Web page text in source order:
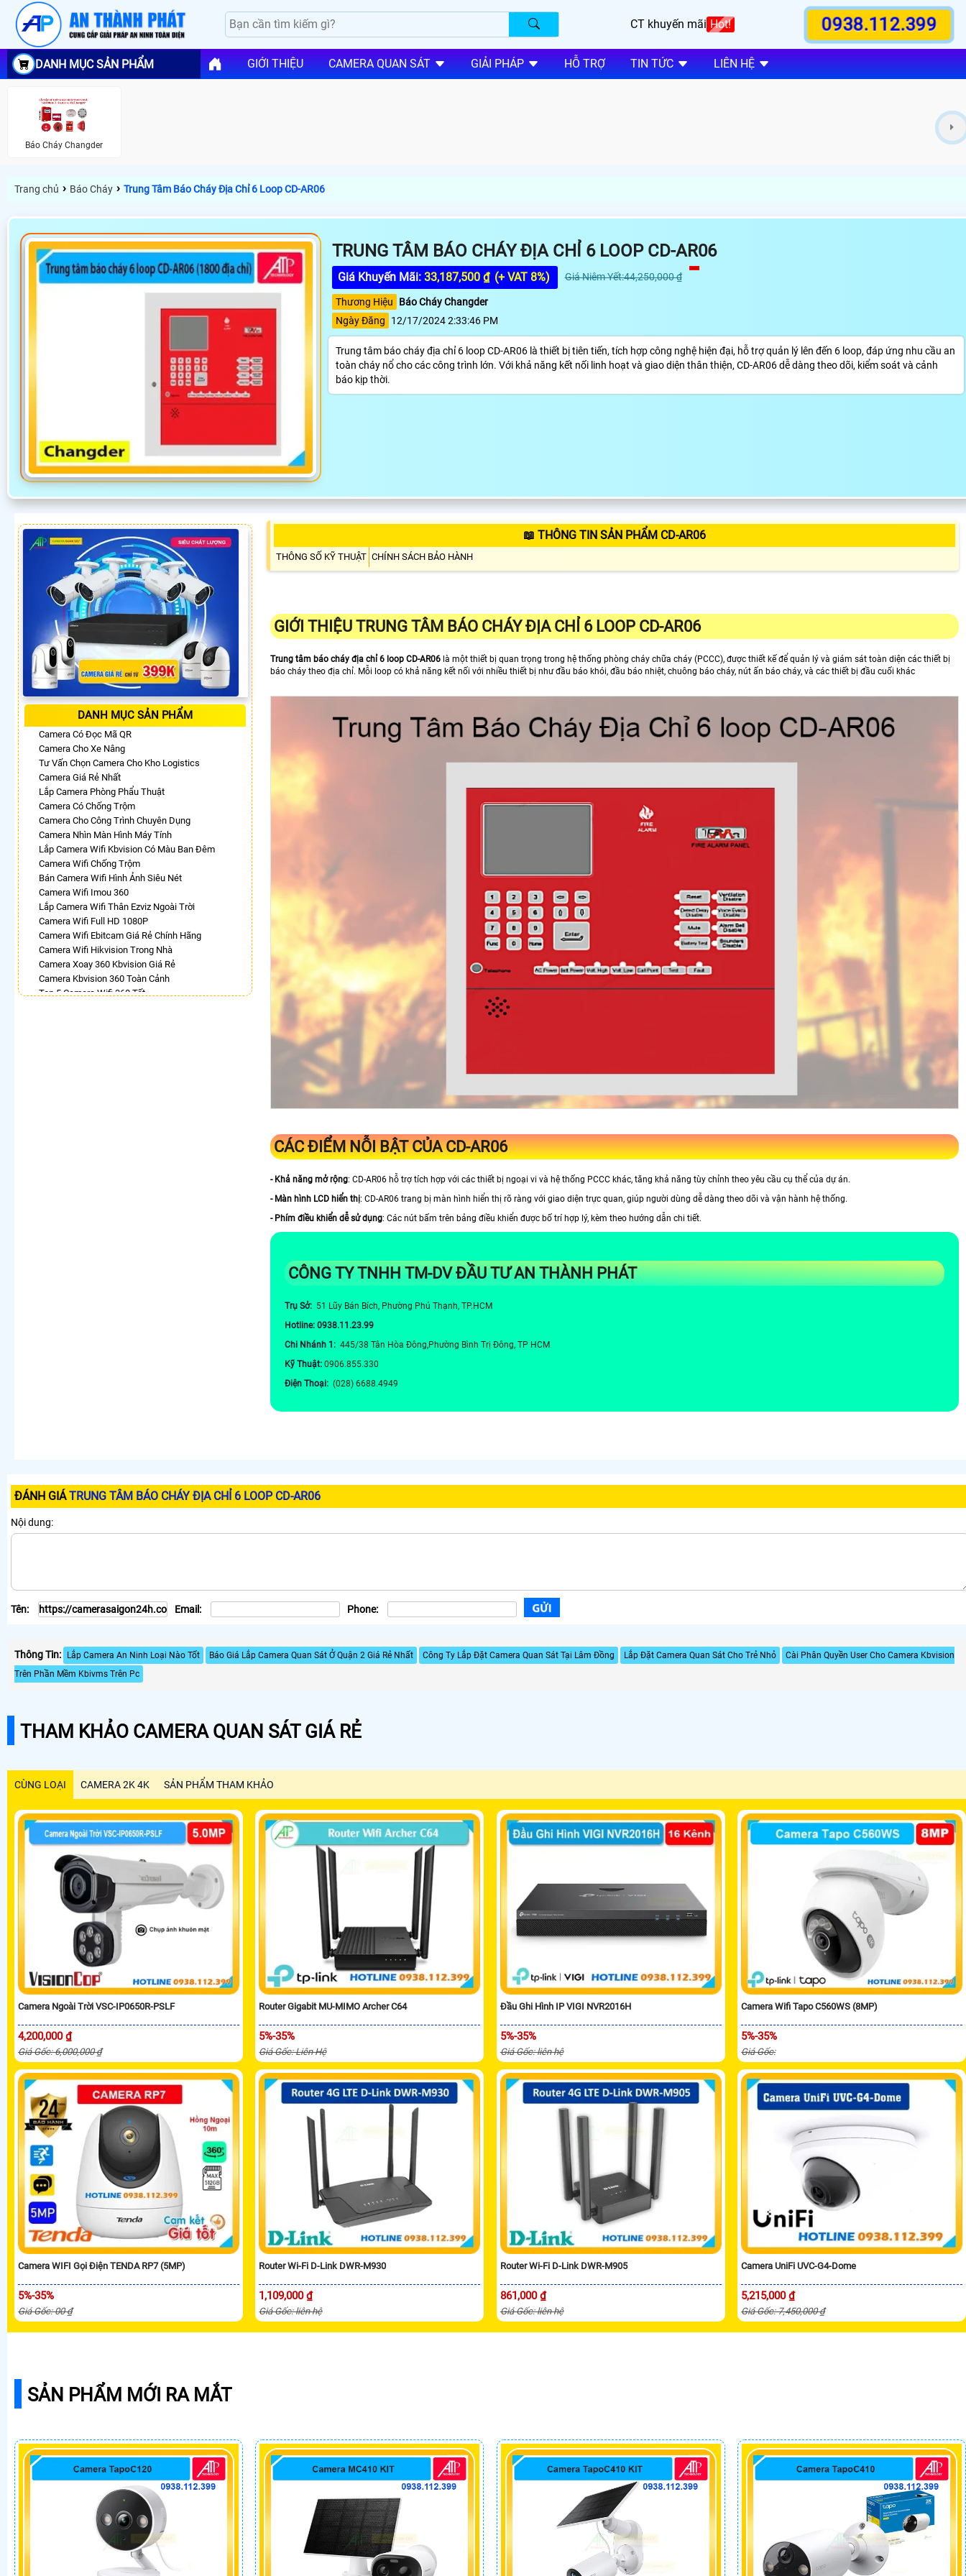
CT khuyến mãi Hot! 0938.112.399
DANH MỤC SẢN PHẨM GIỚI THIỆU CAMERA QUAN SÁT GIẢI PHÁP HỖ TRỢ TIN TỨC LIÊN HỆ
Báo Cháy Changder
Trang chủ › Báo Cháy › Trung Tâm Báo Cháy Địa Chỉ 6 Loop CD-AR06
TRUNG TÂM BÁO CHÁY ĐỊA CHỈ 6 LOOP CD-AR06
Giá Khuyến Mãi: 33,187,500 ₫ (+ VAT 8%) Giá Niêm Yết:44,250,000 ₫
Thương Hiệu
Báo Cháy Changder
Ngày Đăng
12/17/2024 2:33:46 PM
Trung tâm báo cháy địa chỉ 6 loop CD-AR06 là thiết bị tiên tiến, tích hợp công nghệ hiện đại, hỗ trợ quản lý lên đến 6 loop, đáp ứng nhu cầu an
toàn cháy nổ cho các công trình lớn. Với khả năng kết nối linh hoạt và giao diện thân thiện, CD-AR06 dễ dàng theo dõi, kiểm soát và cảnh
báo kịp thời.
DANH MỤC SẢN PHẨM
Camera Có Đọc Mã QR
Camera Cho Xe Nâng
Tư Vấn Chọn Camera Cho Kho Logistics
Camera Giá Rẻ Nhất
Lắp Camera Phòng Phẩu Thuật
Camera Có Chống Trộm
Camera Cho Công Trình Chuyên Dụng
Camera Nhìn Màn Hình Máy Tính
Lắp Camera Wifi Kbvision Có Màu Ban Đêm
Camera Wifi Chống Trộm
Bán Camera Wifi Hình Ảnh Siêu Nét
Camera Wifi Imou 360
Lắp Camera Wifi Thân Ezviz Ngoài Trời
Camera Wifi Full HD 1080P
Camera Wifi Ebitcam Giá Rẻ Chính Hãng
Camera Wifi Hikvision Trong Nhà
Camera Xoay 360 Kbvision Giá Rẻ
Camera Kbvision 360 Toàn Cảnh
Top 5 Camera Wifi 360 Tốt
📖 THÔNG TIN SẢN PHẨM CD-AR06
THÔNG SỐ KỸ THUẬT CHÍNH SÁCH BẢO HÀNH
GIỚI THIỆU TRUNG TÂM BÁO CHÁY ĐỊA CHỈ 6 LOOP CD-AR06
Trung tâm báo cháy địa chỉ 6 loop CD-AR06 là một thiết bị quan trọng trong hệ thống phòng cháy chữa cháy (PCCC), được thiết kế để quản lý và giám sát toàn diện các thiết bị
báo cháy theo địa chỉ. Mỗi loop có khả năng kết nối với nhiều thiết bị như đầu báo khói, đầu báo nhiệt, chuông báo cháy, nút ấn báo cháy, và các thiết bị đầu cuối khác
CÁC ĐIỂM NỖI BẬT CỦA CD-AR06
- Khả năng mở rộng: CD-AR06 hỗ trợ tích hợp với các thiết bị ngoại vi và hệ thống PCCC khác, tăng khả năng tùy chỉnh theo yêu cầu cụ thể của dự án.
- Màn hình LCD hiển thị: CD-AR06 trang bị màn hình hiển thị rõ ràng với giao diện trực quan, giúp người dùng dễ dàng theo dõi và vận hành hệ thống.
- Phím điều khiển dễ sử dụng: Các nút bấm trên bảng điều khiển được bố trí hợp lý, kèm theo hướng dẫn chi tiết.
CÔNG TY TNHH TM-DV ĐẦU TƯ AN THÀNH PHÁT
Trụ Sở: 51 Lũy Bán Bích, Phường Phú Thạnh, TP.HCM
Hotline: 0938.11.23.99
Chi Nhánh 1: 445/38 Tân Hòa Đông,Phường Bình Trị Đông, TP HCM
Kỹ Thuật: 0906.855.330
Điện Thoại: (028) 6688.4949
ĐÁNH GIÁTRUNG TÂM BÁO CHÁY ĐỊA CHỈ 6 LOOP CD-AR06
Nội dung:
Tên: Email: Phone:
Thông Tin: Lắp Camera An Ninh Loại Nào Tốt Báo Giá Lắp Camera Quan Sát Ở Quận 2 Giá Rẻ Nhất Công Ty Lắp Đặt Camera Quan Sát Tại Lâm Đồng Lắp Đặt Camera Quan Sát Cho Trẻ Nhỏ
Cài Phân Quyền User Cho Camera Kbvision
Trên Phần Mềm Kbivms Trên Pc
THAM KHẢO CAMERA QUAN SÁT GIÁ RẺ
CÙNG LOẠI CAMERA 2K 4K SẢN PHẨM THAM KHẢO
Camera Ngoài Trời VSC-IP0650R-PSLF
4,200,000 ₫
Giá Gốc: 6,000,000 ₫
Router Gigabit MU-MIMO Archer C64
5%-35%
Giá Gốc: Liên Hệ
Đầu Ghi Hình IP VIGI NVR2016H
5%-35%
Giá Gốc: liên hệ
Camera Wifi Tapo C560WS (8MP)
5%-35%
Giá Gốc:
Camera WIFI Gọi Điện TENDA RP7 (5MP)
5%-35%
Giá Gốc: 00 ₫
Router Wi-Fi D-Link DWR-M930
1,109,000 ₫
Giá Gốc: liên hệ
Router Wi-Fi D-Link DWR-M905
861,000 ₫
Giá Gốc: liên hệ
Camera UniFi UVC-G4-Dome
5,215,000 ₫
Giá Gốc: 7,450,000 ₫
SẢN PHẨM MỚI RA MẮT